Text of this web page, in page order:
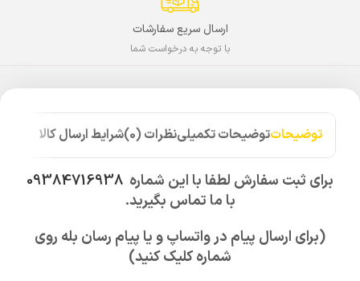
ارسال سریع سفارشات
با توجه به درخواست شما
توضیحاتتوضیحات تکمیلینظرات (0) شرایط ارسال کالا
برای ثبت سفارش لطفا با این شماره 09384716938
با ما تماس بگیرید.
(برای ارسال پیام در واتساپ و یا پیام رسان بله روی
شماره کلیک کنید)